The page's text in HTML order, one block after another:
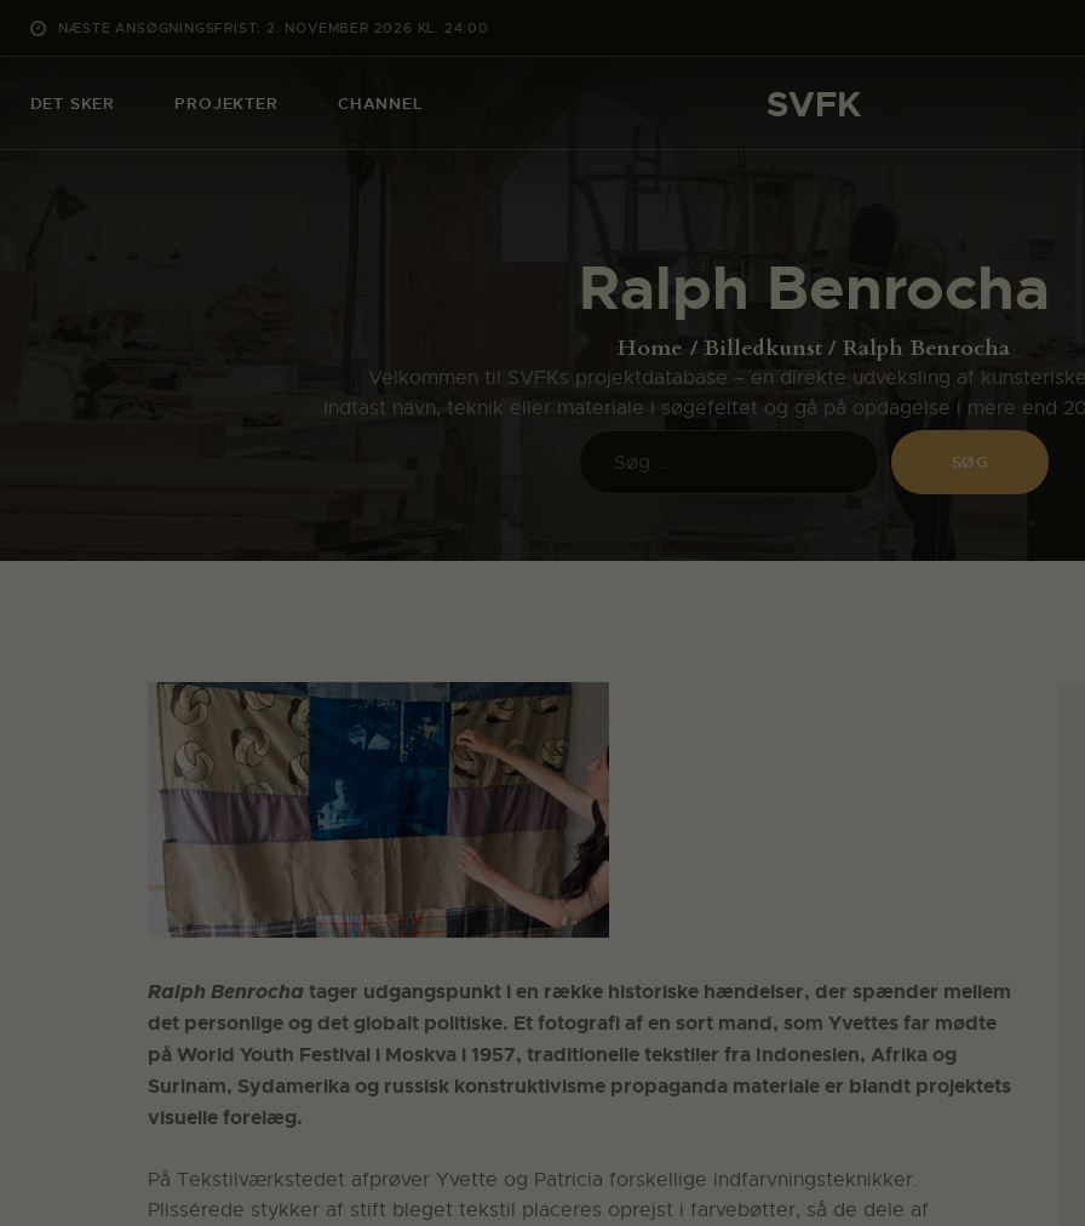
NÆSTE ANSØGNINGSFRIST: 2. NOVEMBER 2026 KL. 24:00
DET SKER PROJEKTER CHANNEL SVFK
Ralph Benrocha
Home Billedkunst Ralph Benrocha
Velkommen til SVFKs projektdatabase – en direkte udveksling af
Indtast navn, teknik eller materiale i søgefeltet og gå på opdagelse i mere end
SVFK
PROJEKTER
CHANNEL
OM SVFK
ENGLISH
Ralph Benrochatager udgangspunkt i en række historiske hændelser, der spænder mellem
det personlige og det globalt politiske. Et fotografi af en sort mand, som Yvettes far mødte
på World Youth Festival i Moskva i 1957, traditionelle tekstiler fra Indonesien, Afrika og
Surinam, Sydamerika og russisk konstruktivisme propaganda materiale er blandt projektets
visuelle forelæg.
På Tekstilværkstedet afprøver Yvette og Patricia forskellige indfarvningsteknikker.
Plissérede stykker af stift bleget tekstil placeres oprejst i farvebøtter, så de dele af